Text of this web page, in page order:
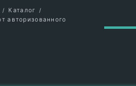
Каталог
авторизованного